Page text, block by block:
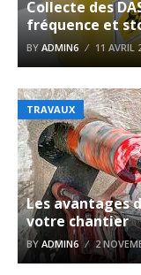
Collecte des
fréquence et
BY ADMIN6 11 AVRIL
TRAVAUX
Les avantages
votre chantier
BY ADMIN6 2